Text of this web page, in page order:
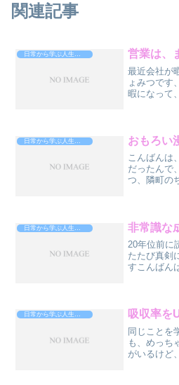
関連記事
日常から学ぶ人生攻略法 営業は、
最近会社が
ょみつです
暇になって
勉強してま
日常から学ぶ人生攻略法 おもろい
こんばんは
だったんで
つ、隣町の
た、やって
非常識な
20年位前に
たたび真剣
すこんばん
事を書いて
日常から学ぶ人生攻略法 吸収率を
同じことを
も、めっち
がいるけど